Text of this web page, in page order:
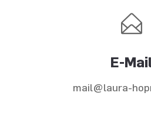
E-
mail@laura-